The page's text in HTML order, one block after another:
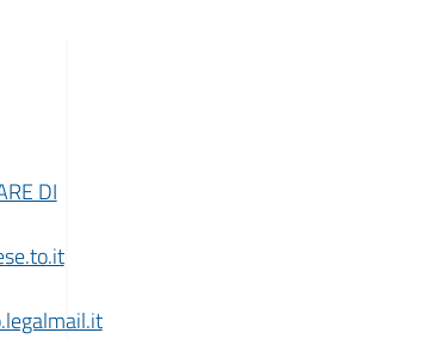
DI